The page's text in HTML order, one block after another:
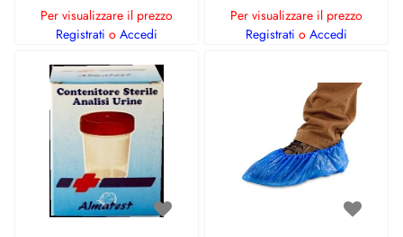
Per visualizzare il prezzo
Registrati o Accedi
Per visualizzare il prezzo
Registrati o Accedi